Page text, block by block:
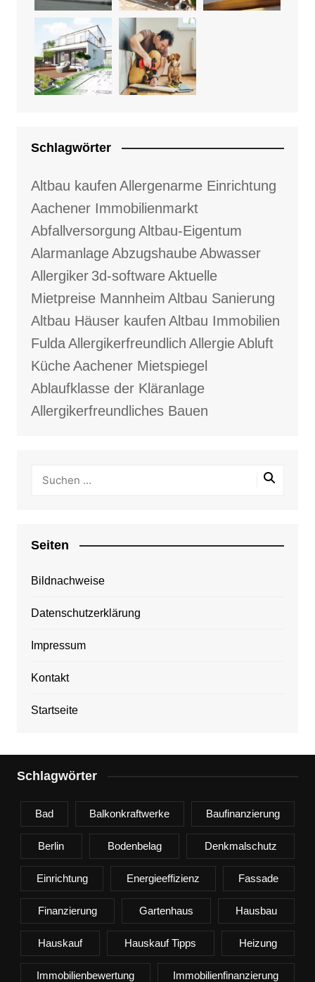
Schlagwörter
Altbau kaufen Allergenarme Einrichtung
Aachener Immobilienmarkt
Abfallversorgung Altbau-Eigentum
AlarmanlageAbzugshaubeAbwasser
Allergiker 3d-softwareAktuelle
Mietpreise Mannheim Altbau Sanierung
Altbau Häuser kaufen Altbau Immobilien
FuldaAllergikerfreundlich AllergieAbluft
KücheAachener Mietspiegel
Ablaufklasse der Kläranlage
Allergikerfreundliches Bauen
Seiten
Bildnachweise
Datenschutzerklärung
Impressum
Kontakt
Startseite
Schlagwörter
Bad Balkonkraftwerke Baufinanzierung
Berlin Bodenbelag Denkmalschutz
Einrichtung Energieeffizienz Fassade
Finanzierung Gartenhaus Hausbau
Hauskauf Hauskauf Tipps Heizung
Immobilienbewertung Immobilienfinanzierung